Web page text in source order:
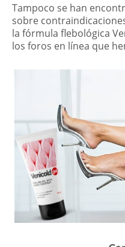
Tampoco se han
sobre
la fórmula flebológica
los foros en línea que